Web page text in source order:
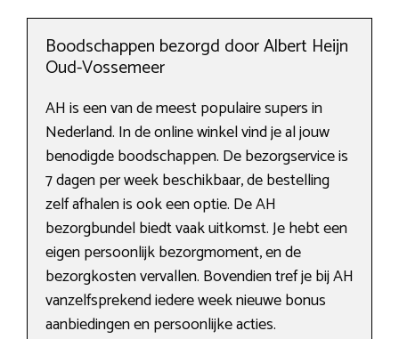
Boodschappen bezorgd door Albert Heijn
Oud-Vossemeer
AH is een van de meest populaire supers in
Nederland. In de online winkel vind je al jouw
benodigde boodschappen. De bezorgservice is
7 dagen per week beschikbaar, de bestelling
zelf afhalen is ook een optie. De AH
bezorgbundel biedt vaak uitkomst. Je hebt een
eigen persoonlijk bezorgmoment, en de
bezorgkosten vervallen. Bovendien tref je bij AH
vanzelfsprekend iedere week nieuwe bonus
aanbiedingen en persoonlijke acties.